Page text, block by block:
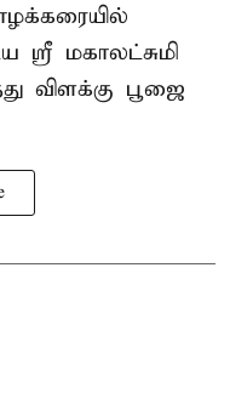
மகாலட்சுமி
விளக்கு பூஜை